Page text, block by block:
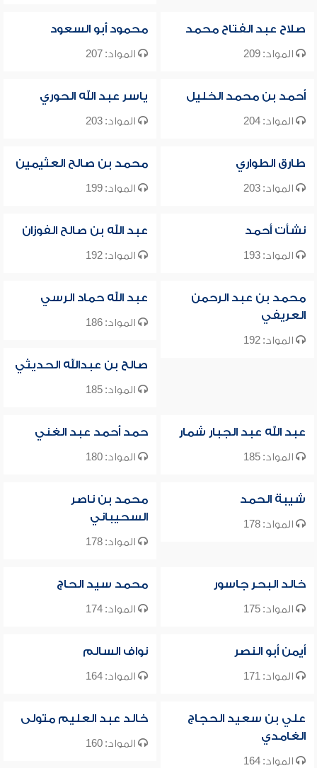
صلاح عبد الفتاح محمد
المواد: 209
محمود أبو السعود
المواد: 207
أحمد بن محمد الخليل
المواد: 204
ياسر عبد الله الحوري
المواد: 203
طارق الطواري
المواد: 203
محمد بن صالح العثيمين
المواد: 199
نشأت أحمد
المواد: 193
عبد الله بن صالح الفوزان
المواد: 192
محمد بن عبد الرحمن
العريفي
المواد: 192
عبد الله حماد الرسي
المواد: 186
صالح بن عبدالله الحديثي
المواد: 185
عبد الله عبد الجبار شمار
المواد: 185
حمد أحمد عبد الغني
المواد: 180
شيبة الحمد
المواد: 178
محمد بن ناصر
السحيباني
المواد: 178
خالد البحر جاسور
المواد: 175
محمد سيد الحاج
المواد: 174
أيمن أبو النصر
المواد: 171
نواف السالم
المواد: 164
علي بن سعيد الحجاج
الغامدي
المواد: 164
خالد عبد العليم متولى
المواد: 160